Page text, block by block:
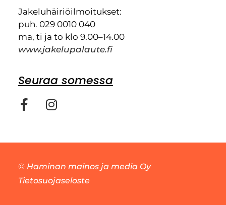
Jakeluhäiriöilmoitukset:
puh. 029 0010 040
ma, ti ja to klo 9.00–14.00
www.jakelupalaute.fi
Seuraa somessa
© Haminan mainos ja media Oy
Tietosuojaseloste